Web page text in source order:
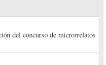
del concurso de microrrelatos